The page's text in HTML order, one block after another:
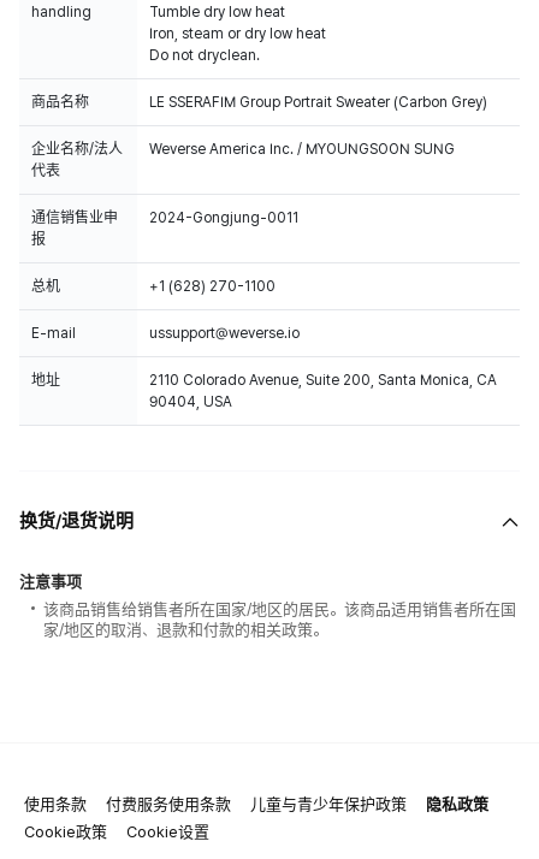
handling
Tumble dry low heat
Iron, steam or dry low heat
Do not dryclean.
商品名称 LE SSERAFIM Group Portrait Sweater (Carbon Grey)
企业名称/法人
代表
Weverse America Inc. / MYOUNGSOON SUNG
通信销售业申
报
2024-Gongjung-0011
总机 +1 (628) 270-1100
E-mail ussupport@weverse.io
地址
2110 Colorado Avenue, Suite 200, Santa Monica, CA
90404, USA
换货/退货说明
注意事项
该商品销售给销售者所在国家/地区的居民。该商品适用销售者所在国
家/地区的取消、退款和付款的相关政策。
使用条款 付费服务使用条款 儿童与青少年保护政策
隐私政策
Cookie政策
Cookie设置